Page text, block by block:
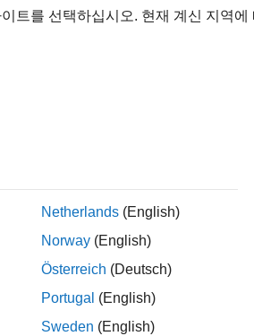
Information Technology Product
. 자신의 지원자격에 맞는
대한 업데이트 소식을 받을 수 있습니
니다. 거주하는 지역의 모든 채용 공
트를 선택하십시오. 현재 계신 지역에
Netherlands (English)
Norway (English)
Österreich (Deutsch)
Portugal (English)
Sweden (English)